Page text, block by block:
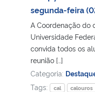
segunda-feira
A Coordenação do
Universidade
convida todos os
reunião […]
Categoria:
Tags:
cal calouros